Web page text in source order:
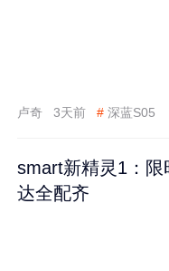
卢奇 3天前 # 深蓝S05
smart新精灵1：
达全配齐